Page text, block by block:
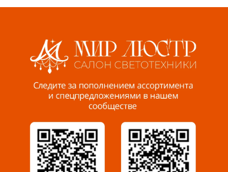
Пенза, ул. Пролетарская, 61 ТЦ "Стройбери"
Миасс, ул. Романенко, 95
8 922 500 30 39
Сызрань, ул. Декабристов, 1А
8 927 009 54 63